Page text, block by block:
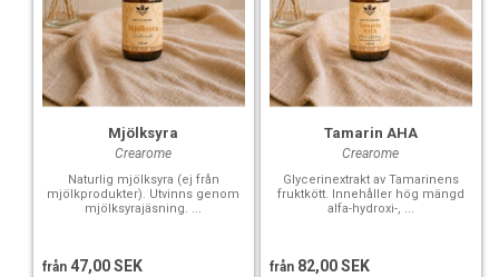
Mjölksyra
Crearome
Naturlig mjölksyra (ej från
mjölkprodukter). Utvinns genom
mjölksyrajäsning. ...
från 47,00 SEK
Tamarin AHA
Crearome
Glycerinextrakt av Tamarinens
fruktkött. Innehåller hög mängd
alfa-hydroxi-, ...
från 82,00 SEK